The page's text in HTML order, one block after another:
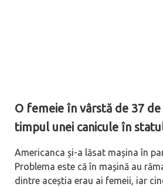
O femeie în vârstă de 37
timpul unei canicule în
Americanca și-a lăsat mașina în
Problema este că în mașină au
dintre aceștia erau ai femeii, iar